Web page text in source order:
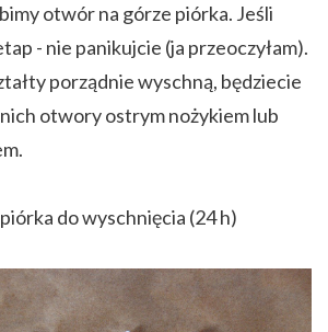
otwór na górze piórka. Jeśli
- nie panikujcie (ja przeoczyłam).
porządnie wyschną, będziecie
otwory ostrym nożykiem lub
do wyschnięcia (24 h)